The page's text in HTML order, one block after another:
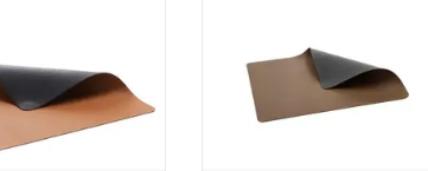
produit : Set de table
Matière : PVC
Type de produit : Set de table
Matière : PVC